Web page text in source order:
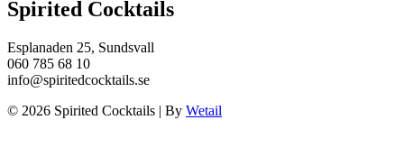
Spirited Cocktails
Esplanaden 25, Sundsvall
060 785 68 10
info@spiritedcocktails.se
© 2026 Spirited Cocktails | By Wetail